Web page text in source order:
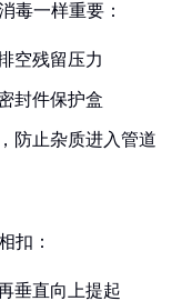
毒一样重要：
空残留压力
封件保护盒
防止杂质进入管道
扣：
垂直向上提起